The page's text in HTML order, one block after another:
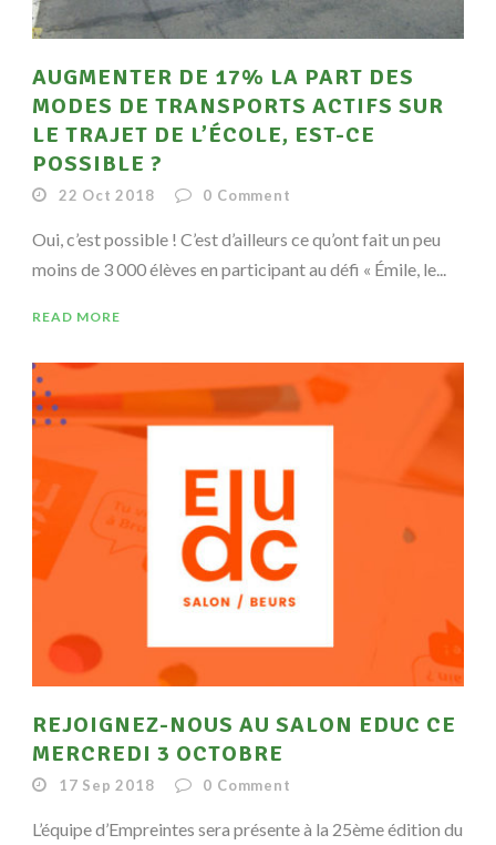
AUGMENTER DE 17% LA PART DES
MODES DE TRANSPORTS ACTIFS SUR
LE TRAJET DE L’ÉCOLE, EST-CE
POSSIBLE ?
22 Oct 2018 0 Comment
Oui, c’est possible ! C’est d’ailleurs ce qu’ont fait un peu
moins de 3 000 élèves en participant au défi « Émile, le...
READ MORE
REJOIGNEZ-NOUS AU SALON EDUC CE
MERCREDI 3 OCTOBRE
17 Sep 2018 0 Comment
L’équipe d’Empreintes sera présente à la 25ème édition du